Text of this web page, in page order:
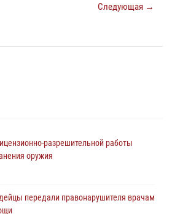
Следующая →
разрешительной работы
оружия
передали правонарушителя врачам